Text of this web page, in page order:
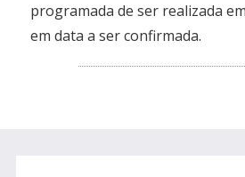
programada de ser realizada
em data a ser confirmada.